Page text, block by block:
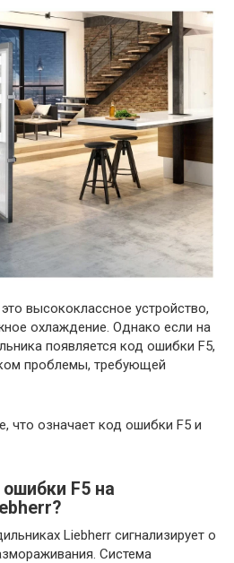
высококлассное устройство,
охлаждение. Однако если на
появляется код ошибки F5,
проблемы, требующей
что означает код ошибки F5 и
F5 на
Liebherr сигнализирует о
Система